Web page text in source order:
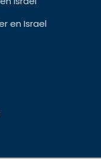
en Israel